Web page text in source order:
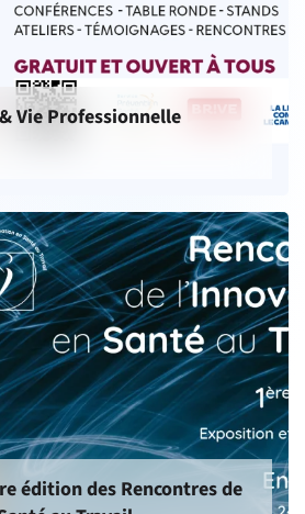
Vie Professionnelle
édition des Rencontres de